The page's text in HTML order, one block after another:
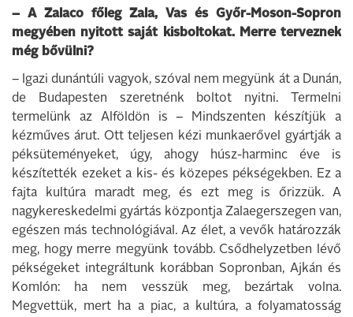
– A Zalaco főleg Zala, Vas és Győr-Moson-Sopron
megyében nyitott saját kisboltokat. Merre terveznek
még bővülni?
– Igazi dunántúli vagyok, szóval nem megyünk át a Dunán,
de Budapesten szeretnénk boltot nyitni. Termelni
termelünk az Alföldön is – Mindszenten készítjük a
kézműves árut. Ott teljesen kézi munkaerővel gyártják a
péksüteményeket, úgy, ahogy húsz-harminc éve is
készítették ezeket a kis- és közepes pékségekben. Ez a
fajta kultúra maradt meg, és ezt meg is őrizzük. A
nagykereskedelmi gyártás központja Zalaegerszegen van,
egészen más technológiával. Az élet, a vevők határozzák
meg, hogy merre megyünk tovább. Csődhelyzetben lévő
pékségeket integráltunk korábban Sopronban, Ajkán és
Komlón: ha nem vesszük meg, bezártak volna.
Megvettük, mert ha a piac, a kultúra, a folyamatosság